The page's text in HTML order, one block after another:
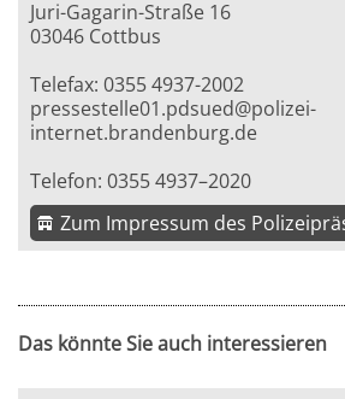
Juri-Gagarin-Straße 16
03046 Cottbus
Telefax: 0355 4937-2002
pressestelle01.pdsued@polizei-
internet.brandenburg.de
Telefon: 0355 4937–2020
Zum Impressum des
Das könnte Sie auch interessieren